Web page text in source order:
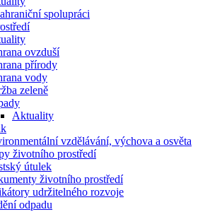
spolupráci
ovzduší
přírody
vody
zeleně
Aktuality
vzdělávání, výchova a osvěta
životního prostředí
útulek
životního prostředí
udržitelného rozvoje
odpadu